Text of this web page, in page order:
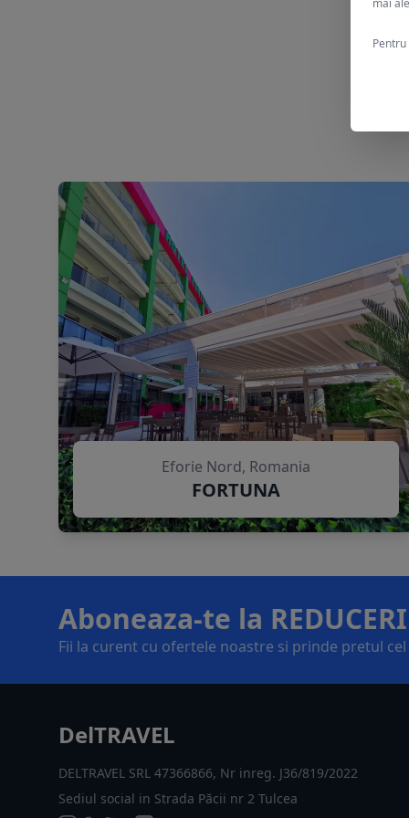
Eforie Nord, Romania
FORTUNA
Aboneaza-te la REDUCERI
Fii la curent cu ofertele noastre si prinde pretul
DelTRAVEL
DELTRAVEL SRL 47366866, Nr inreg. J36/819/2022
Sediul social in Strada Păcii nr 2 Tulcea
mai